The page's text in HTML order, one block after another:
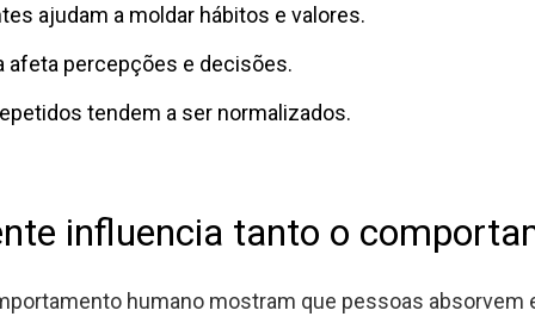
ajudam a moldar hábitos e valores.
afeta percepções e decisões.
tendem a ser normalizados.
influencia tanto o
humano mostram que pessoas absorvem